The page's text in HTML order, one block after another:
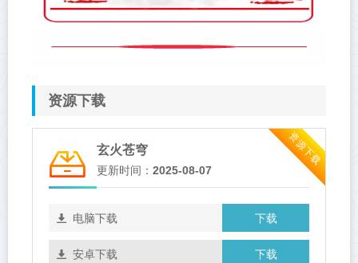
资源下载
资源下载
玄火苍穹
更新时间： 2025-08-07
下载
电脑下载
下载
安卓下载